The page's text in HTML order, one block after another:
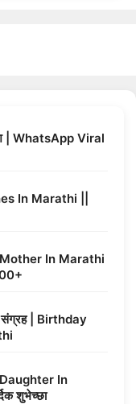
| WhatsApp Viral
In Marathi ||
In Marathi
संग्रह | Birthday
In
शुभेच्छा